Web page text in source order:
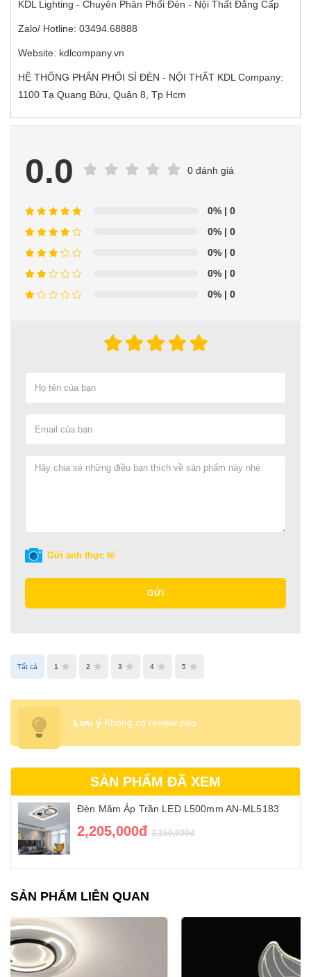
KDL Lighting - Chuyên Phân Phối Đèn - Nội Thất Đẳng Cấp
Zalo/ Hotline: 03494.68888
Website: kdlcompany.vn
HỆ THỐNG PHÂN PHỐI SỈ ĐÈN - NỘI THẤT KDL Company:
1100 Tạ Quang Bửu, Quận 8, Tp Hcm
0.0 0 đánh giá
0% | 0
0% | 0
0% | 0
0% | 0
0% | 0
Gửi ảnh thực tế
GỬI
Tất cả 1 2 3 4 5
Lưu ý Không có review nào
SẢN PHẨM ĐÃ XEM
Đèn Mâm Áp Trần LED L500mm AN-ML5183
2,205,000đ 3,150,000đ
SẢN PHẨM LIÊN QUAN